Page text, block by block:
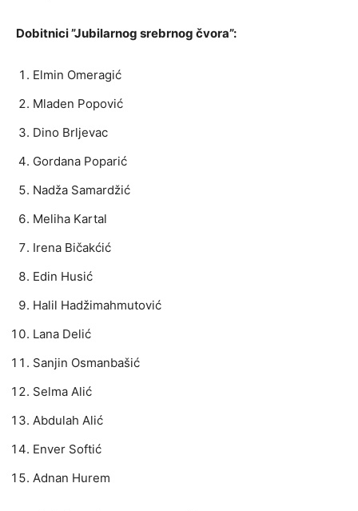
Dobitnici ”Jubilarnog srebrnog čvora”:
Elmin Omeragić
Mladen Popović
Dino Brljevac
Gordana Poparić
Nadža Samardžić
Meliha Kartal
Irena Bičakćić
Edin Husić
Halil Hadžimahmutović
Lana Delić
Sanjin Osmanbašić
Selma Alić
Abdulah Alić
Enver Softić
Adnan Hurem